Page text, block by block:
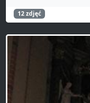
12 zdjęć